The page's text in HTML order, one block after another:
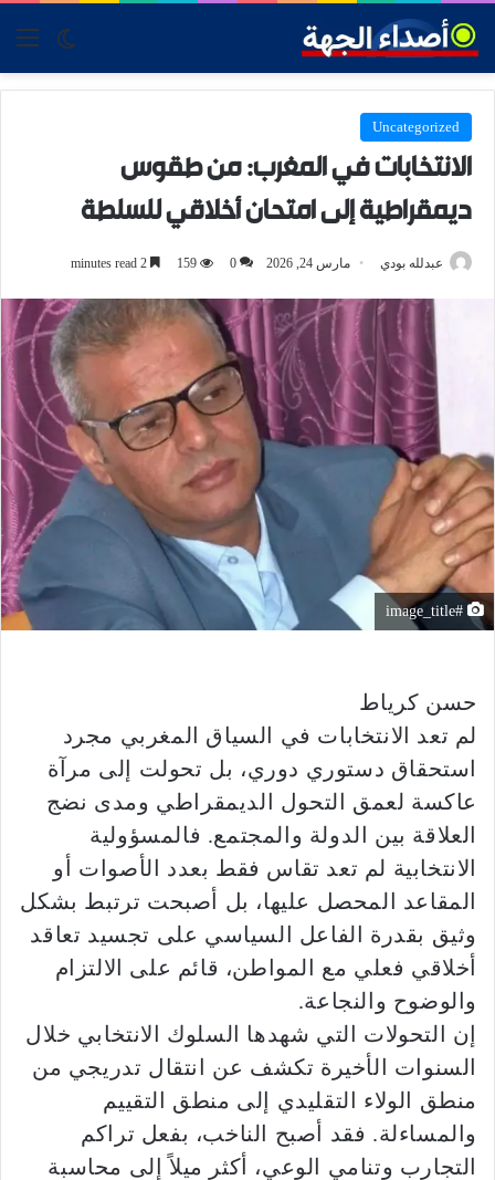
skin
Uncategorized
الانتخابات في المغرب: من طقوس
ديمقراطية إلى امتحان أخلاقي للسلطة
عبدلله بودي مارس 24, 2026 0
159
#image_title
حسن كرياط
لم تعد الانتخابات في السياق المغربي مجرد
استحقاق دستوري دوري، بل تحولت إلى مرآة
عاكسة لعمق التحول الديمقراطي ومدى نضج
العلاقة بين الدولة والمجتمع. فالمسؤولية
الانتخابية لم تعد تقاس فقط بعدد الأصوات أو
المقاعد المحصل عليها، بل أصبحت ترتبط بشكل
وثيق بقدرة الفاعل السياسي على تجسيد تعاقد
أخلاقي فعلي مع المواطن، قائم على الالتزام
والوضوح والنجاعة.
إن التحولات التي شهدها السلوك الانتخابي خلال
السنوات الأخيرة تكشف عن انتقال تدريجي من
منطق الولاء التقليدي إلى منطق التقييم
والمساءلة. فقد أصبح الناخب، بفعل تراكم
التجارب وتنامي الوعي، أكثر ميلاً إلى محاسبة